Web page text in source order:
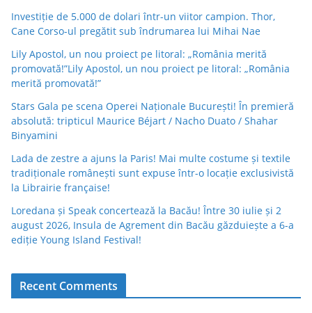
Investiție de 5.000 de dolari într-un viitor campion. Thor,
Cane Corso-ul pregătit sub îndrumarea lui Mihai Nae
Lily Apostol, un nou proiect pe litoral: „România merită
promovată!”Lily Apostol, un nou proiect pe litoral: „România
merită promovată!”
Stars Gala pe scena Operei Naționale București! În premieră
absolută: tripticul Maurice Béjart / Nacho Duato / Shahar
Binyamini
Lada de zestre a ajuns la Paris! Mai multe costume și textile
tradiționale românești sunt expuse într-o locație exclusivistă
la Librairie française!
Loredana și Speak concertează la Bacău! Între 30 iulie și 2
august 2026, Insula de Agrement din Bacău găzduiește a 6-a
ediție Young Island Festival!
Recent Comments